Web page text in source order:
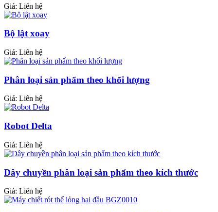
Giá: Liên hệ
Bộ lật xoay
Giá: Liên hệ
Phân loại sản phẩm theo khối lượng
Giá: Liên hệ
Robot Delta
Giá: Liên hệ
Dây chuyền phân loại sản phẩm theo kích thước
Giá: Liên hệ